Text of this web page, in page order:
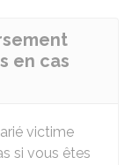
en cas
victime
si vous êtes